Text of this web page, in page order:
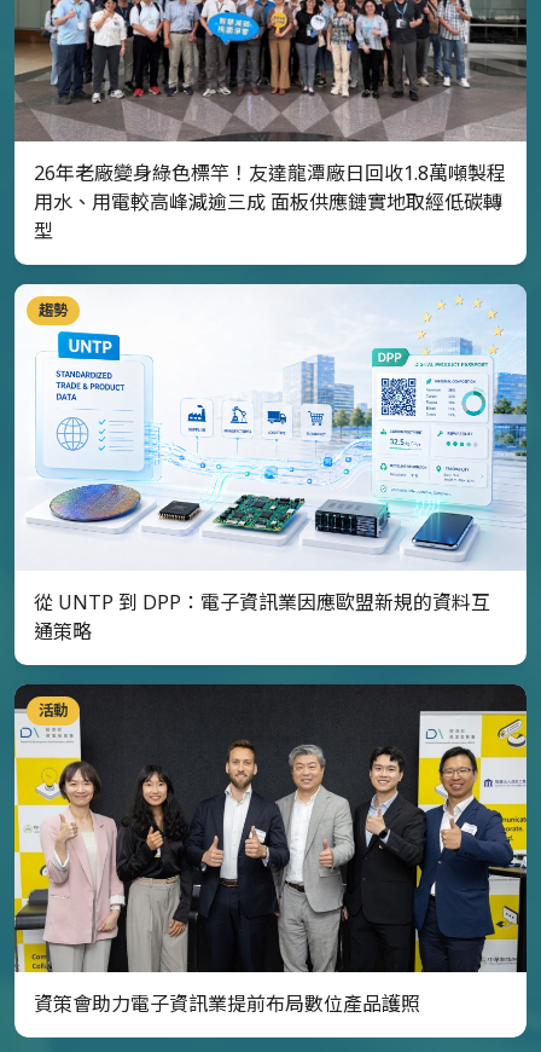
26年老廠變身綠色標竿！友達龍潭廠日回收1.8萬噸製程
用水、用電較高峰減逾三成 面板供應鏈實地取經低碳轉
型
趨勢
從 UNTP 到 DPP：電子資訊業因應歐盟新規的資料互
通策略
活動
資策會助力電子資訊業提前布局數位產品護照